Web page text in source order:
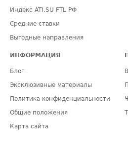
Индекс ATI.SU FTL РФ
Средние ставки
Выгодные направления
ИНФОРМАЦИЯ
Блог
Эксклюзивные материалы
Политика конфиденциальности
Общие положения
Карта сайта